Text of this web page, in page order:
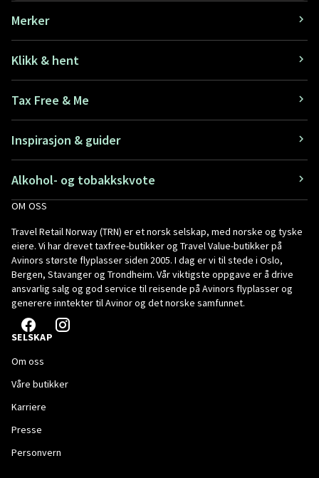
Merker
Klikk & hent
Tax Free & Me
Inspirasjon & guider
Alkohol- og tobakkskvote
OM OSS
Travel Retail Norway (TRN) er et norsk selskap, med norske og tyske
eiere. Vi har drevet taxfree-butikker og Travel Value-butikker på
Avinors største flyplasser siden 2005. I dag er vi til stede i Oslo,
Bergen, Stavanger og Trondheim. Vår viktigste oppgave er å drive
ansvarlig salg og god service til reisende på Avinors flyplasser og
generere inntekter til Avinor og det norske samfunnet.
SELSKAP
Om oss
Våre butikker
Karriere
Presse
Personvern